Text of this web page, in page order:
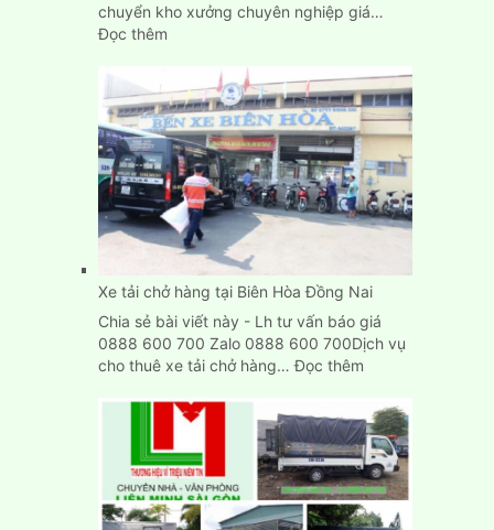
chuyển kho xưởng chuyên nghiệp giá…
Đọc thêm:
Chuyển
Kho
Xưởng
Trọn
Gói
Giá
Rẻ
TpHCM
Xe tải chở hàng tại Biên Hòa Đồng Nai
Chia sẻ bài viết này - Lh tư vấn báo giá
0888 600 700 Zalo 0888 600 700Dịch vụ
cho thuê xe tải chở hàng…Đọc thêm:
tải
chở
hàng
tại
Biên
Hòa